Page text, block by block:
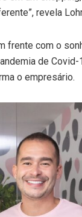
revela
frente com o
de
o empresário.